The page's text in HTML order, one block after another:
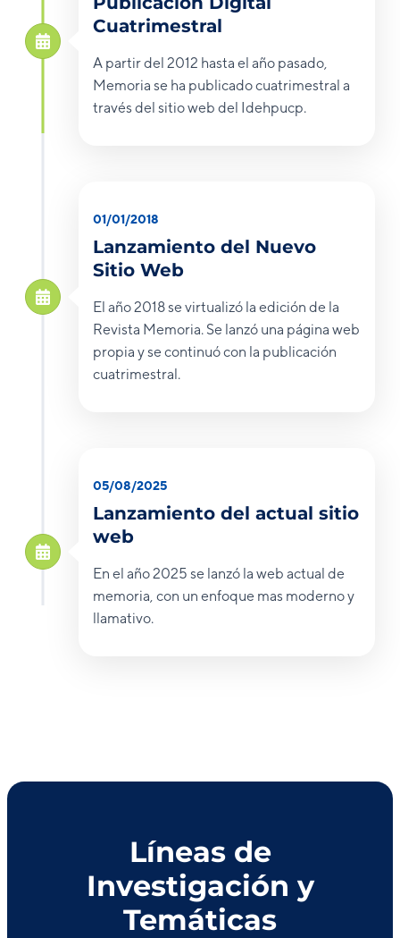
Cuatrimestral
A partir del 2012 hasta el año pasado,
Memoria se ha publicado cuatrimestral a
través del sitio web del Idehpucp.
01/01/2018
Lanzamiento del Nuevo
Sitio Web
El año 2018 se virtualizó la edición de la
Revista Memoria. Se lanzó una página web
propia y se continuó con la publicación
cuatrimestral.
05/08/2025
Lanzamiento del actual sitio
web
En el año 2025 se lanzó la web actual de
memoria, con un enfoque mas moderno y
llamativo.
Líneas de
Investigación y
Temáticas